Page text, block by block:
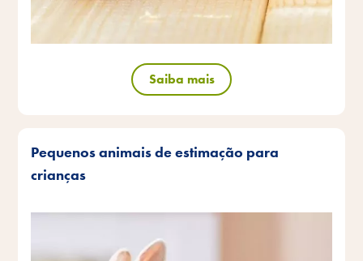
Saiba mais
Pequenos animais de estimação para
crianças